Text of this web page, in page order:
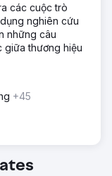
các cuộc trò
nghiên cứu
những câu
giữa thương hiệu
+45